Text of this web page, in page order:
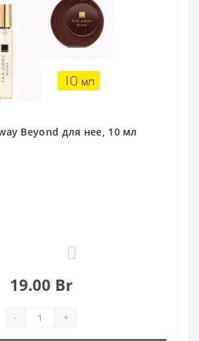
Beyond для нее, 10 мл
19.00 Br
- +